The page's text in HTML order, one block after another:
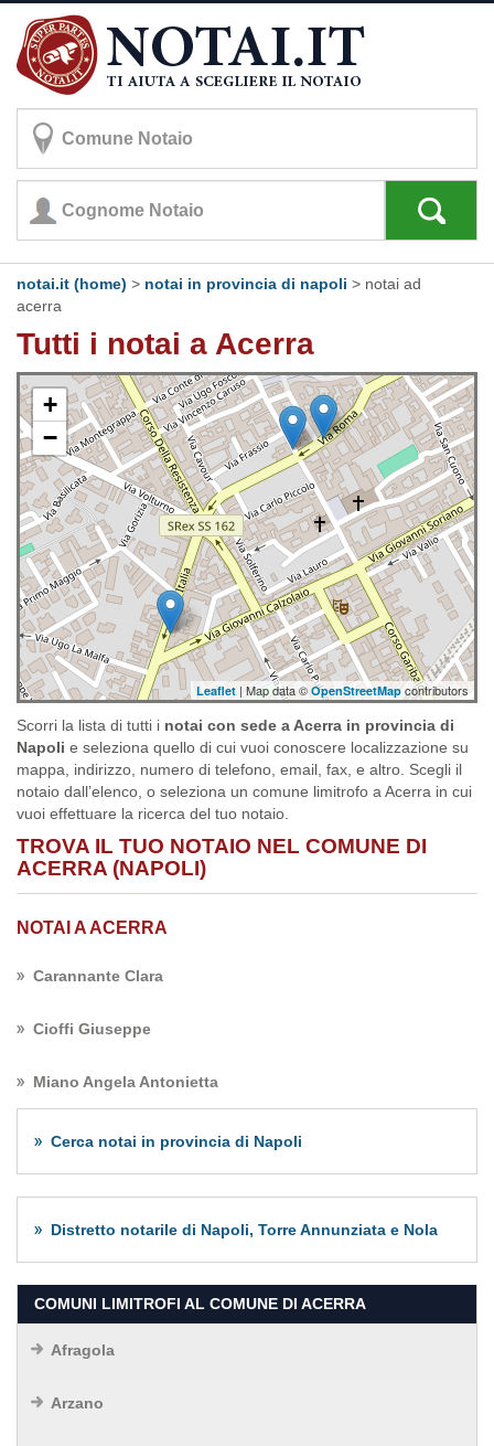
notai.it (home) > notai in provincia di napoli > notai ad
acerra
Tutti i notai a Acerra
+
−
Leaflet | Map data © OpenStreetMap contributors
Scorri la lista di tutti i notai con sede a Acerra in provincia di
Napoli e seleziona quello di cui vuoi conoscere localizzazione su
mappa, indirizzo, numero di telefono, email, fax, e altro. Scegli il
notaio dall’elenco, o seleziona un comune limitrofo a Acerra in cui
vuoi effettuare la ricerca del tuo notaio.
TROVA IL TUO NOTAIO NEL COMUNE DI
ACERRA (NAPOLI)
NOTAI A ACERRA
Carannante Clara
Cioffi Giuseppe
Miano Angela Antonietta
Cerca notai in provincia di Napoli
Distretto notarile di Napoli, Torre Annunziata e Nola
COMUNI LIMITROFI AL COMUNE DI ACERRA
Afragola
Arzano